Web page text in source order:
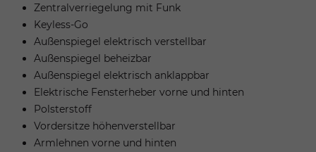
Zentralverriegelung mit Funk
Keyless-Go
Außenspiegel elektrisch verstellbar
Außenspiegel beheizbar
Außenspiegel elektrisch anklappbar
Elektrische Fensterheber vorne und hinten
Polsterstoff
Vordersitze höhenverstellbar
Armlehnen vorne und hinten